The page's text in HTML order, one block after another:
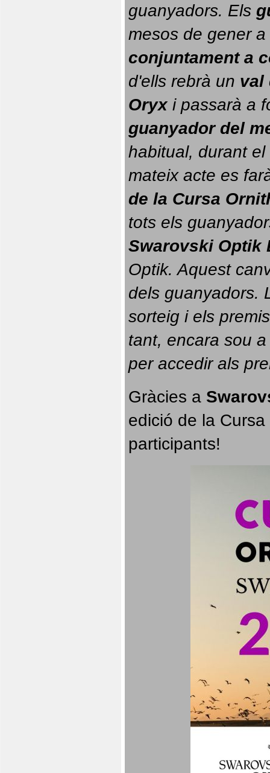
guanyadors. Els
conjuntament a
d'ells rebrà un val
Oryx i passarà a
guanyador del
habitual, durant el
mateix acte es
de la Cursa
tots els
Swarovski Optik
Optik. Aquest
dels guanyadors.
sorteig i els
tant, encara sou
per accedir als
Gràcies a
edició de la
participants!